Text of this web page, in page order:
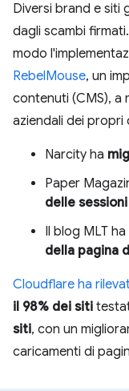
Diversi brand e siti
dagli scambi
modo
RebelMouse, un
contenuti (CMS), a
aziendali dei propri
Narcity ha
Paper
delle
Il blog MLT ha
della pagina
Cloudflare ha
il 98% dei siti
siti, con un
caricamenti di